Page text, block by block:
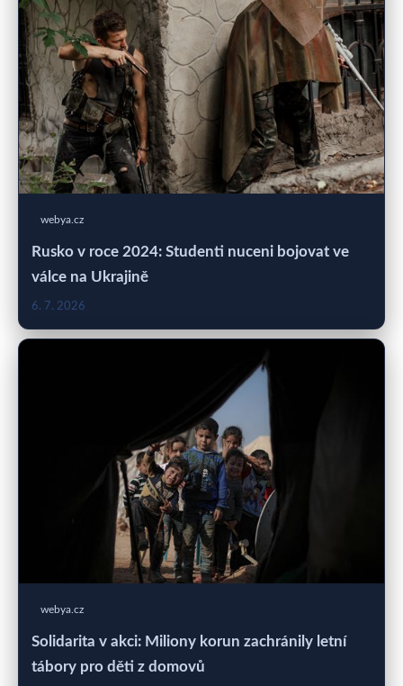
webya.cz
Rusko v roce 2024: Studenti nuceni bojovat ve
válce na Ukrajině
6. 7. 2026
webya.cz
Solidarita v akci: Miliony korun zachránily letní
tábory pro děti z domovů